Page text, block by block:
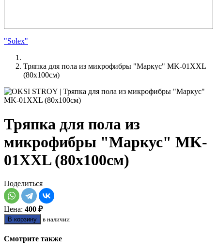
"Solex"
Тряпка для пола из микрофибры "Маркус" MK-01XXL
(80х100см)
Тряпка для пола из
микрофибры "Маркус" MK-
01XXL (80х100см)
Поделиться
Цена: 400 ₽
В корзину в наличии
Смотрите также